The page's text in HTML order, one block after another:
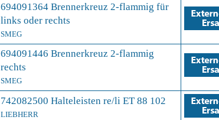
694091364 Brennerkreuz 2-flammig für
links oder rechts
SMEG
694091446 Brennerkreuz 2-flammig
rechts
SMEG
742082500 Halteleisten re/li ET 88 102
LIEBHERR